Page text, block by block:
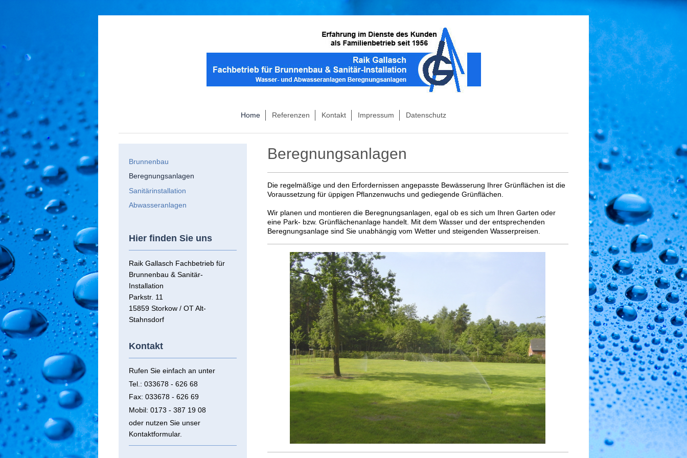
Home Referenzen Kontakt Impressum Datenschutz
Beregnungsanlagen
Die regelmäßige und den Erfordernissen angepasste Bewässerung Ihrer Grünflächen ist die
Voraussetzung für üppigen Pflanzenwuchs und gediegende Grünflächen.
Wir planen und montieren die Beregnungsanlagen, egal ob es sich um Ihren Garten oder
eine Park- bzw. Grünflächenanlage handelt. Mit dem Wasser und der entsprechenden
Beregnungsanlage sind Sie unabhängig vom Wetter und steigenden Wasserpreisen.
Brunnenbau
Beregnungsanlagen
Sanitärinstallation
Abwasseranlagen
Hier finden Sie uns
Raik Gallasch Fachbetrieb für
Brunnenbau & Sanitär-
Installation
Parkstr. 11
15859 Storkow / OT Alt-
Stahnsdorf
Kontakt
Rufen Sie einfach an unter
Tel.: 033678 - 626 68
Fax: 033678 - 626 69
Mobil: 0173 - 387 19 08
oder nutzen Sie unser
Kontaktformular.